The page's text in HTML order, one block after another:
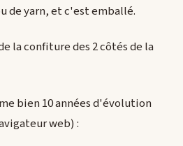
de yarn, et c'est emballé.
la confiture des 2 côtés de la
bien 10 années d'évolution
web) :